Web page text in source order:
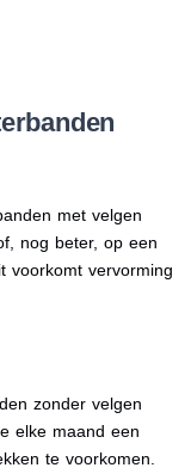
met velgen
nog beter, op een
voorkomt vervorming
zonder velgen
elke maand een
te voorkomen.